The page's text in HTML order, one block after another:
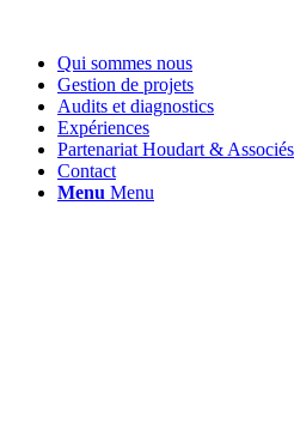
Qui sommes nous
Gestion de projets
Audits et diagnostics
Expériences
Partenariat Houdart & Associés
Contact
Menu Menu